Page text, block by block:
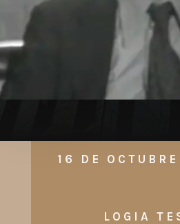
16 DE
LOGIA